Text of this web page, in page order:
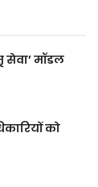
सेवा’ मॉडल
को